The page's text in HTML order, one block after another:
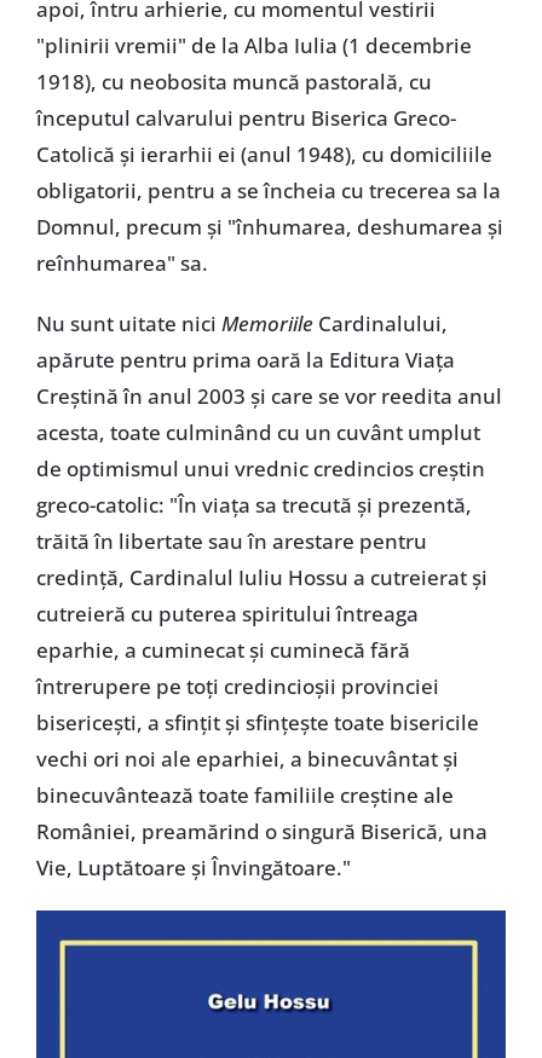
apoi, întru arhierie, cu momentul vestirii
"plinirii vremii" de la Alba Iulia (1 decembrie
1918), cu neobosita muncă pastorală, cu
începutul calvarului pentru Biserica Greco-
Catolică și ierarhii ei (anul 1948), cu domiciliile
obligatorii, pentru a se încheia cu trecerea sa la
Domnul, precum și "înhumarea, deshumarea și
reînhumarea" sa.
Nu sunt uitate nici MemoriileCardinalului,
apărute pentru prima oară la Editura Viața
Creștină în anul 2003 și care se vor reedita anul
acesta, toate culminând cu un cuvânt umplut
de optimismul unui vrednic credincios creștin
greco-catolic: "În viața sa trecută și prezentă,
trăită în libertate sau în arestare pentru
credință, Cardinalul Iuliu Hossu a cutreierat și
cutreieră cu puterea spiritului întreaga
eparhie, a cuminecat și cuminecă fără
întrerupere pe toți credincioșii provinciei
bisericești, a sfințit și sfințește toate bisericile
vechi ori noi ale eparhiei, a binecuvântat și
binecuvântează toate familiile creștine ale
României, preamărind o singură Biserică, una
Vie, Luptătoare și Învingătoare."